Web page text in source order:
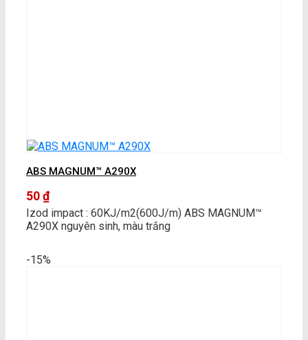
ABS MAGNUM™ A290X
50₫
Izod impact : 60KJ/m2(600J/m) ABS MAGNUM™
A290X nguyên sinh, màu trắng
-15%